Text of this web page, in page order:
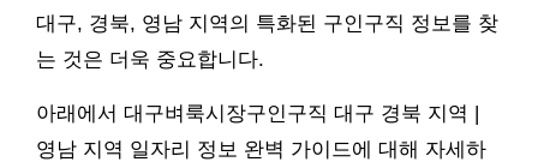
대구, 경북, 영남 지역의 특화된 구인구직 정보를 찾
는 것은 더욱 중요합니다.
아래에서 대구벼룩시장구인구직 대구 경북 지역 |
영남 지역 일자리 정보 완벽 가이드에 대해 자세하